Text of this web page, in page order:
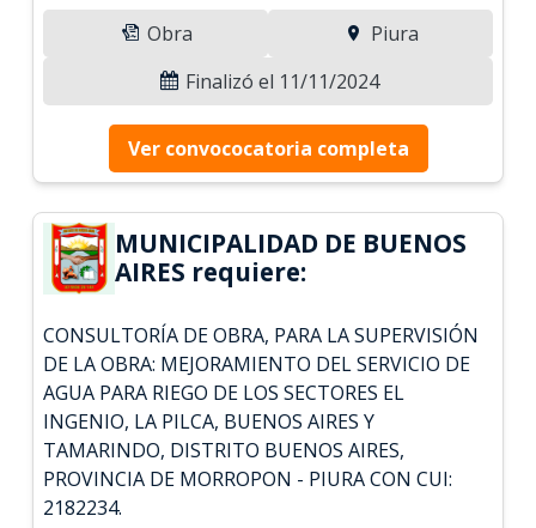
Obra
Piura
Finalizó el 11/11/2024
Ver convococatoria completa
MUNICIPALIDAD DE BUENOS
AIRES requiere:
CONSULTORÍA DE OBRA, PARA LA SUPERVISIÓN
DE LA OBRA: MEJORAMIENTO DEL SERVICIO DE
AGUA PARA RIEGO DE LOS SECTORES EL
INGENIO, LA PILCA, BUENOS AIRES Y
TAMARINDO, DISTRITO BUENOS AIRES,
PROVINCIA DE MORROPON - PIURA CON CUI:
2182234.